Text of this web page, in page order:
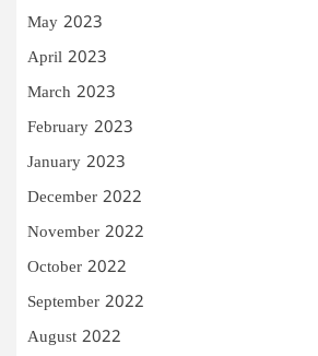
May 2023
April 2023
March 2023
February 2023
January 2023
December 2022
November 2022
October 2022
September 2022
August 2022